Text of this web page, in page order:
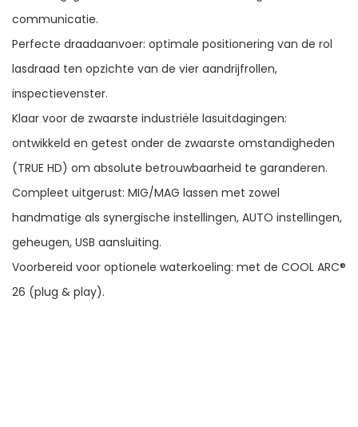
communicatie.
Perfecte draadaanvoer: optimale positionering van de rol
lasdraad ten opzichte van de vier aandrijfrollen,
inspectievenster.
Klaar voor de zwaarste industriële lasuitdagingen:
ontwikkeld en getest onder de zwaarste omstandigheden
(TRUE HD) om absolute betrouwbaarheid te garanderen.
Compleet uitgerust: MIG/MAG lassen met zowel
handmatige als synergische instellingen, AUTO instellingen,
geheugen, USB aansluiting.
Voorbereid voor optionele waterkoeling: met de COOL ARC®
26 (plug & play).